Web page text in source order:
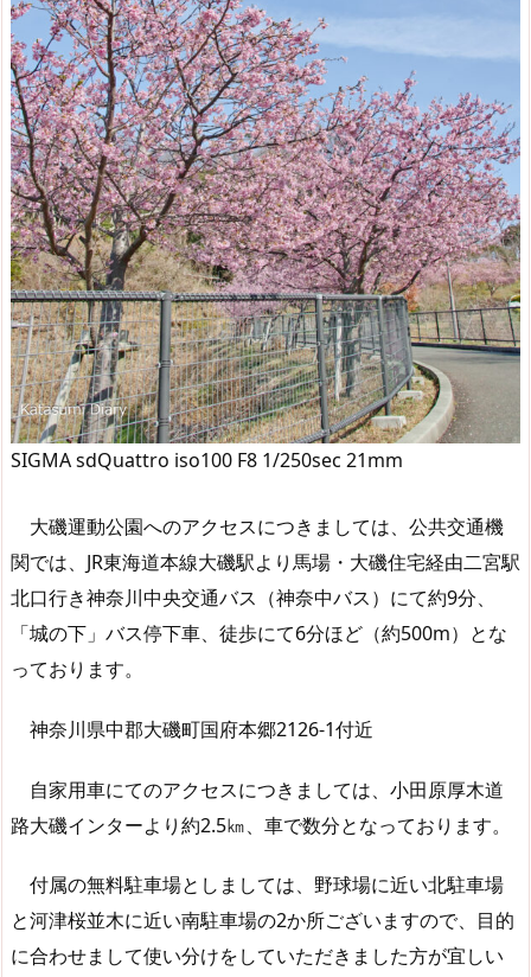
SIGMA sdQuattro iso100 F8 1/250sec 21mm
大磯運動公園へのアクセスにつきましては、公共交通機
関では、JR東海道本線大磯駅より馬場・大磯住宅経由二宮駅
北口行き神奈川中央交通バス（神奈中バス）にて約9分、
「城の下」バス停下車、徒歩にて6分ほど（約500m）とな
っております。
神奈川県中郡大磯町国府本郷2126-1付近
自家用車にてのアクセスにつきましては、小田原厚木道
路大磯インターより約2.5㎞、車で数分となっております。
付属の無料駐車場としましては、野球場に近い北駐車場
と河津桜並木に近い南駐車場の2か所ございますので、目的
に合わせまして使い分けをしていただきました方が宜しい